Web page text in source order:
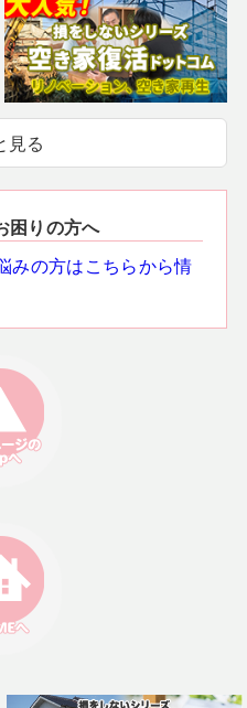
見る
困りの方へ
みの方はこちらから情